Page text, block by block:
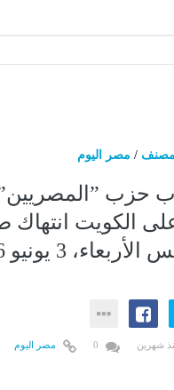
مصنف / مصر اليوم
حزب ”المصريين”:
على الكويت انتهاك
3 يونيو 2026 09:15 مـ
شهرين مصر اليوم